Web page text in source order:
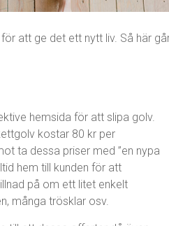
att ge det ett nytt liv. Så här
hemsida för att slipa golv.
kostar 80 kr per
ta dessa priser med ”en nypa
hem till kunden för att
på om ett litet enkelt
många trösklar osv.